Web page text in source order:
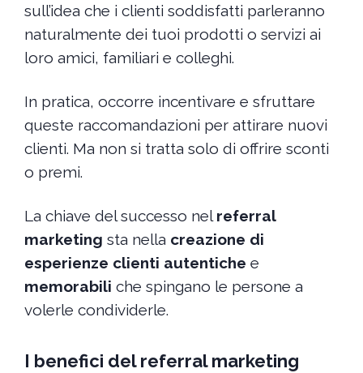
sull’idea che i clienti soddisfatti parleranno
naturalmente dei tuoi prodotti o servizi ai
loro amici, familiari e colleghi.
In pratica, occorre incentivare e sfruttare
queste raccomandazioni per attirare nuovi
clienti. Ma non si tratta solo di offrire sconti
o premi.
La chiave del successo nel referral
marketing sta nella creazione di
esperienze clienti autentiche e
memorabili che spingano le persone a
volerle condividerle.
I benefici del referral marketing